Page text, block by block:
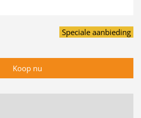
Speciale aanbieding